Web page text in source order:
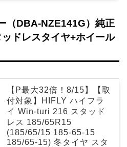
（DBA-NZE141G）純正
ドレスタイヤ+ホイール
【P最大32倍！8/15】【取
付対象】HIFLY ハイフラ
イ Win-turi 216 スタッド
レス 185/65R15
(185/65/15 185-65-15
185/65-15) 冬タイヤ スタ